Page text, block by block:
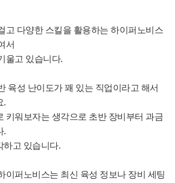
고 다양한 스킬을 활용하는 하이퍼노비스
서
울고 있습니다.
육성 난이도가 꽤 있는 직업이라고 해서
.
키워보자는 생각으로 초반 장비부터 과금
.
하고 있습니다.
이퍼노비스는 최신 육성 정보나 장비 세팅